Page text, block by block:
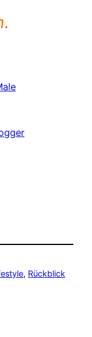
, Rückblick